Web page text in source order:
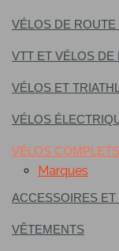
VÉLOS DE
VTT ET VÉLOS DE
VÉLOS ET
VÉLOS
VÉLOS COMPLETS
Marques
ACCESSOIRES
VÊTEMENTS